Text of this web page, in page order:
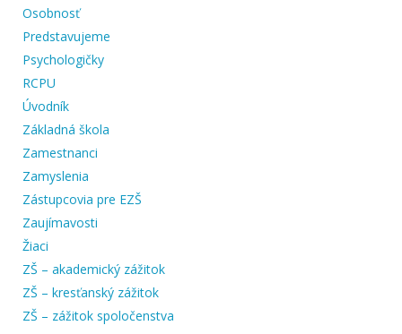
Osobnosť
Predstavujeme
Psychologičky
RCPU
Úvodník
Základná škola
Zamestnanci
Zamyslenia
Zástupcovia pre EZŠ
Zaujímavosti
Žiaci
ZŠ – akademický zážitok
ZŠ – kresťanský zážitok
ZŠ – zážitok spoločenstva